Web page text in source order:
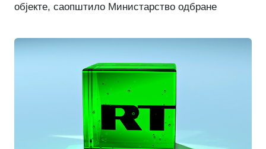
објекте, саопштило Министарство одбране